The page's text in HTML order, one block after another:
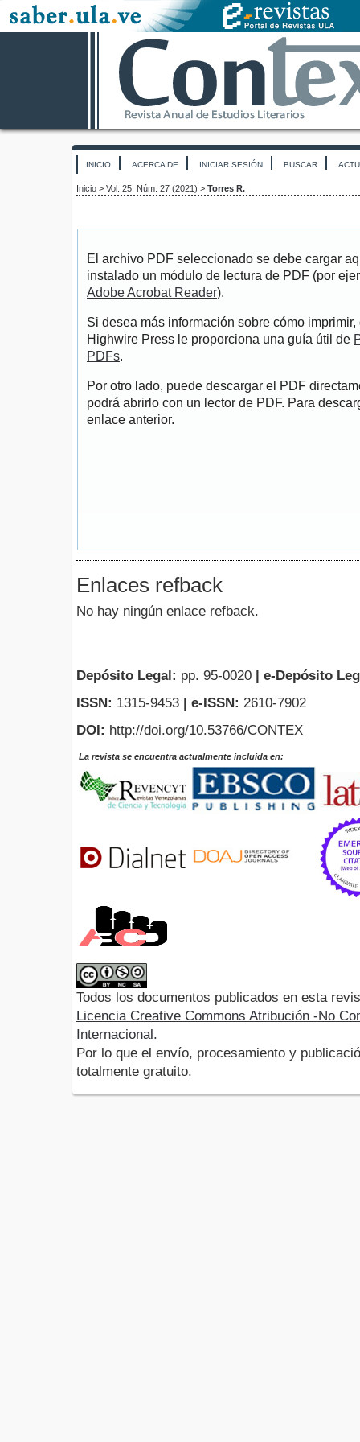
INICIO ACERCA DE INICIAR SESIÓN BUSCAR
Inicio > Vol. 25, Núm. 27 (2021) > Torres R.
El archivo PDF seleccionado se debe cargar
instalado un módulo de lectura de PDF (por
Adobe Acrobat Reader).
Si desea más información sobre cómo
Highwire Press le proporciona una guía útil de
PDFs.
Por otro lado, puede descargar el PDF
podrá abrirlo con un lector de PDF. Para
enlace anterior.
Enlaces refback
No hay ningún enlace refback.
Depósito Legal: pp. 95-0020 | e-Depósito
ISSN: 1315-9453 | e-ISSN: 2610-7902
DOI: http://doi.org/10.53766/CONTEX
La revista se encuentra actualmente incluida en:
Todos los documentos publicados en esta
Licencia Creative Commons Atribución -No
Internacional.
Por lo que el envío, procesamiento y
totalmente gratuito.